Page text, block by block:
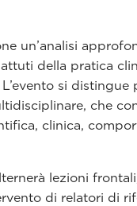
un’analisi
della pratica
L’evento si distingue
che
clinica,
lezioni
di relatori di